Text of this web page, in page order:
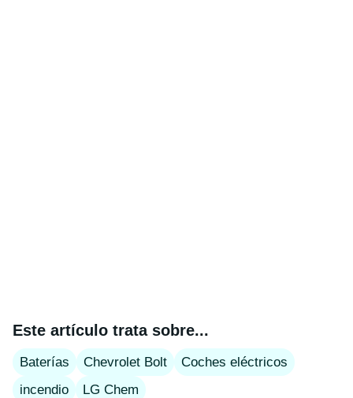
Este artículo trata sobre...
Baterías Chevrolet Bolt
Coches eléctricos
incendio
LG Chem